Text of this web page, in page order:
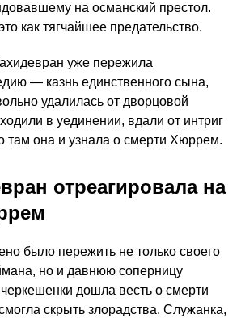
на османский престол.
как тягчайшее предательство.
уже пережила
— казнь единственного сына,
удалилась от дворцовой
в уединении, вдали от интриг
она и узнала о смерти Хюррем.
отреагировала на
было пережить не только своего
но и давнюю соперницу
дошла весть о смерти
скрыть злорадства. Служанка,